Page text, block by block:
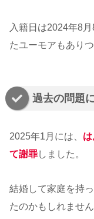
入籍日は2024年8
たユーモアもあり
過去の問題
2025年1月には、
て謝罪しました。
結婚して家庭を持
たのかもしれません